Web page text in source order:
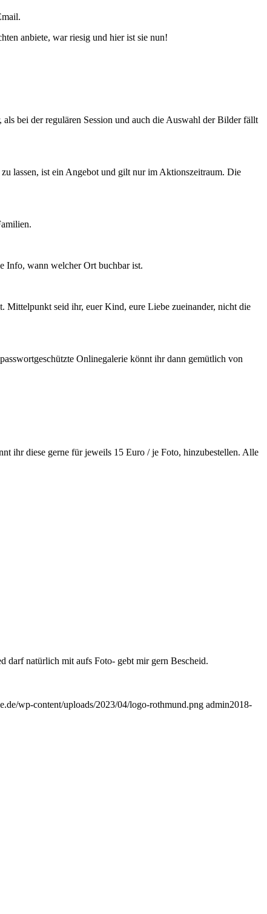
anbiete, war riesig und hier ist sie nun!
bei der regulären Session und auch die Auswahl der Bilder fällt
lassen, ist ein Angebot und gilt nur im Aktionszeitraum. Die
Info, wann welcher Ort buchbar ist.
Mittelpunkt seid ihr, euer Kind, eure Liebe zueinander, nicht die
Onlinegalerie könnt ihr dann gemütlich von
ihr diese gerne für jeweils 15 Euro / je Foto, hinzubestellen. Alle
darf natürlich mit aufs Foto- gebt mir gern Bescheid.
wp-content/uploads/2023/04/logo-rothmund.png admin2018-